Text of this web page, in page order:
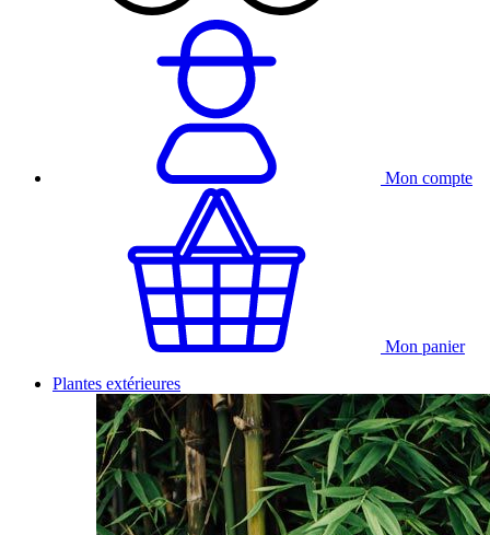
Mon compte
Mon panier
Plantes extérieures